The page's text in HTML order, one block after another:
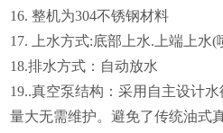
16. 整机为304不锈钢材料
1 7. 上水方式:底部上水.上端上水(
18.排水方式：自动放水
19..真空泵结构：采用自主设计
量大无需维护。避免了传统油式